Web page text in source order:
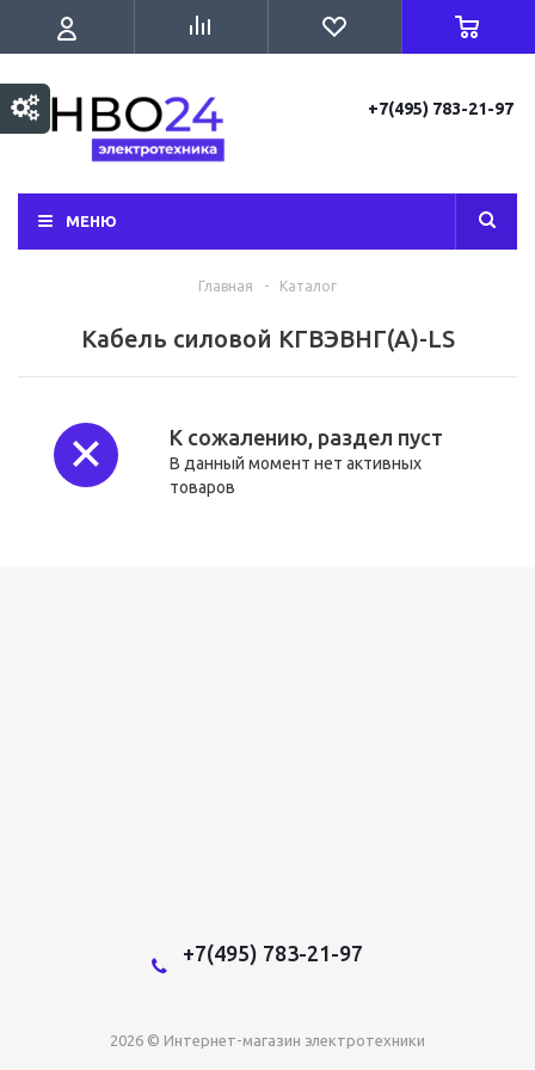
+7(495) 783-21-97
МЕНЮ
Главная - Каталог
Кабель силовой КГВЭВНГ(А)-LS
К сожалению, раздел пуст
В данный момент нет активных
товаров
+7(495) 783-21-97
2026 © Интернет-магазин электротехники